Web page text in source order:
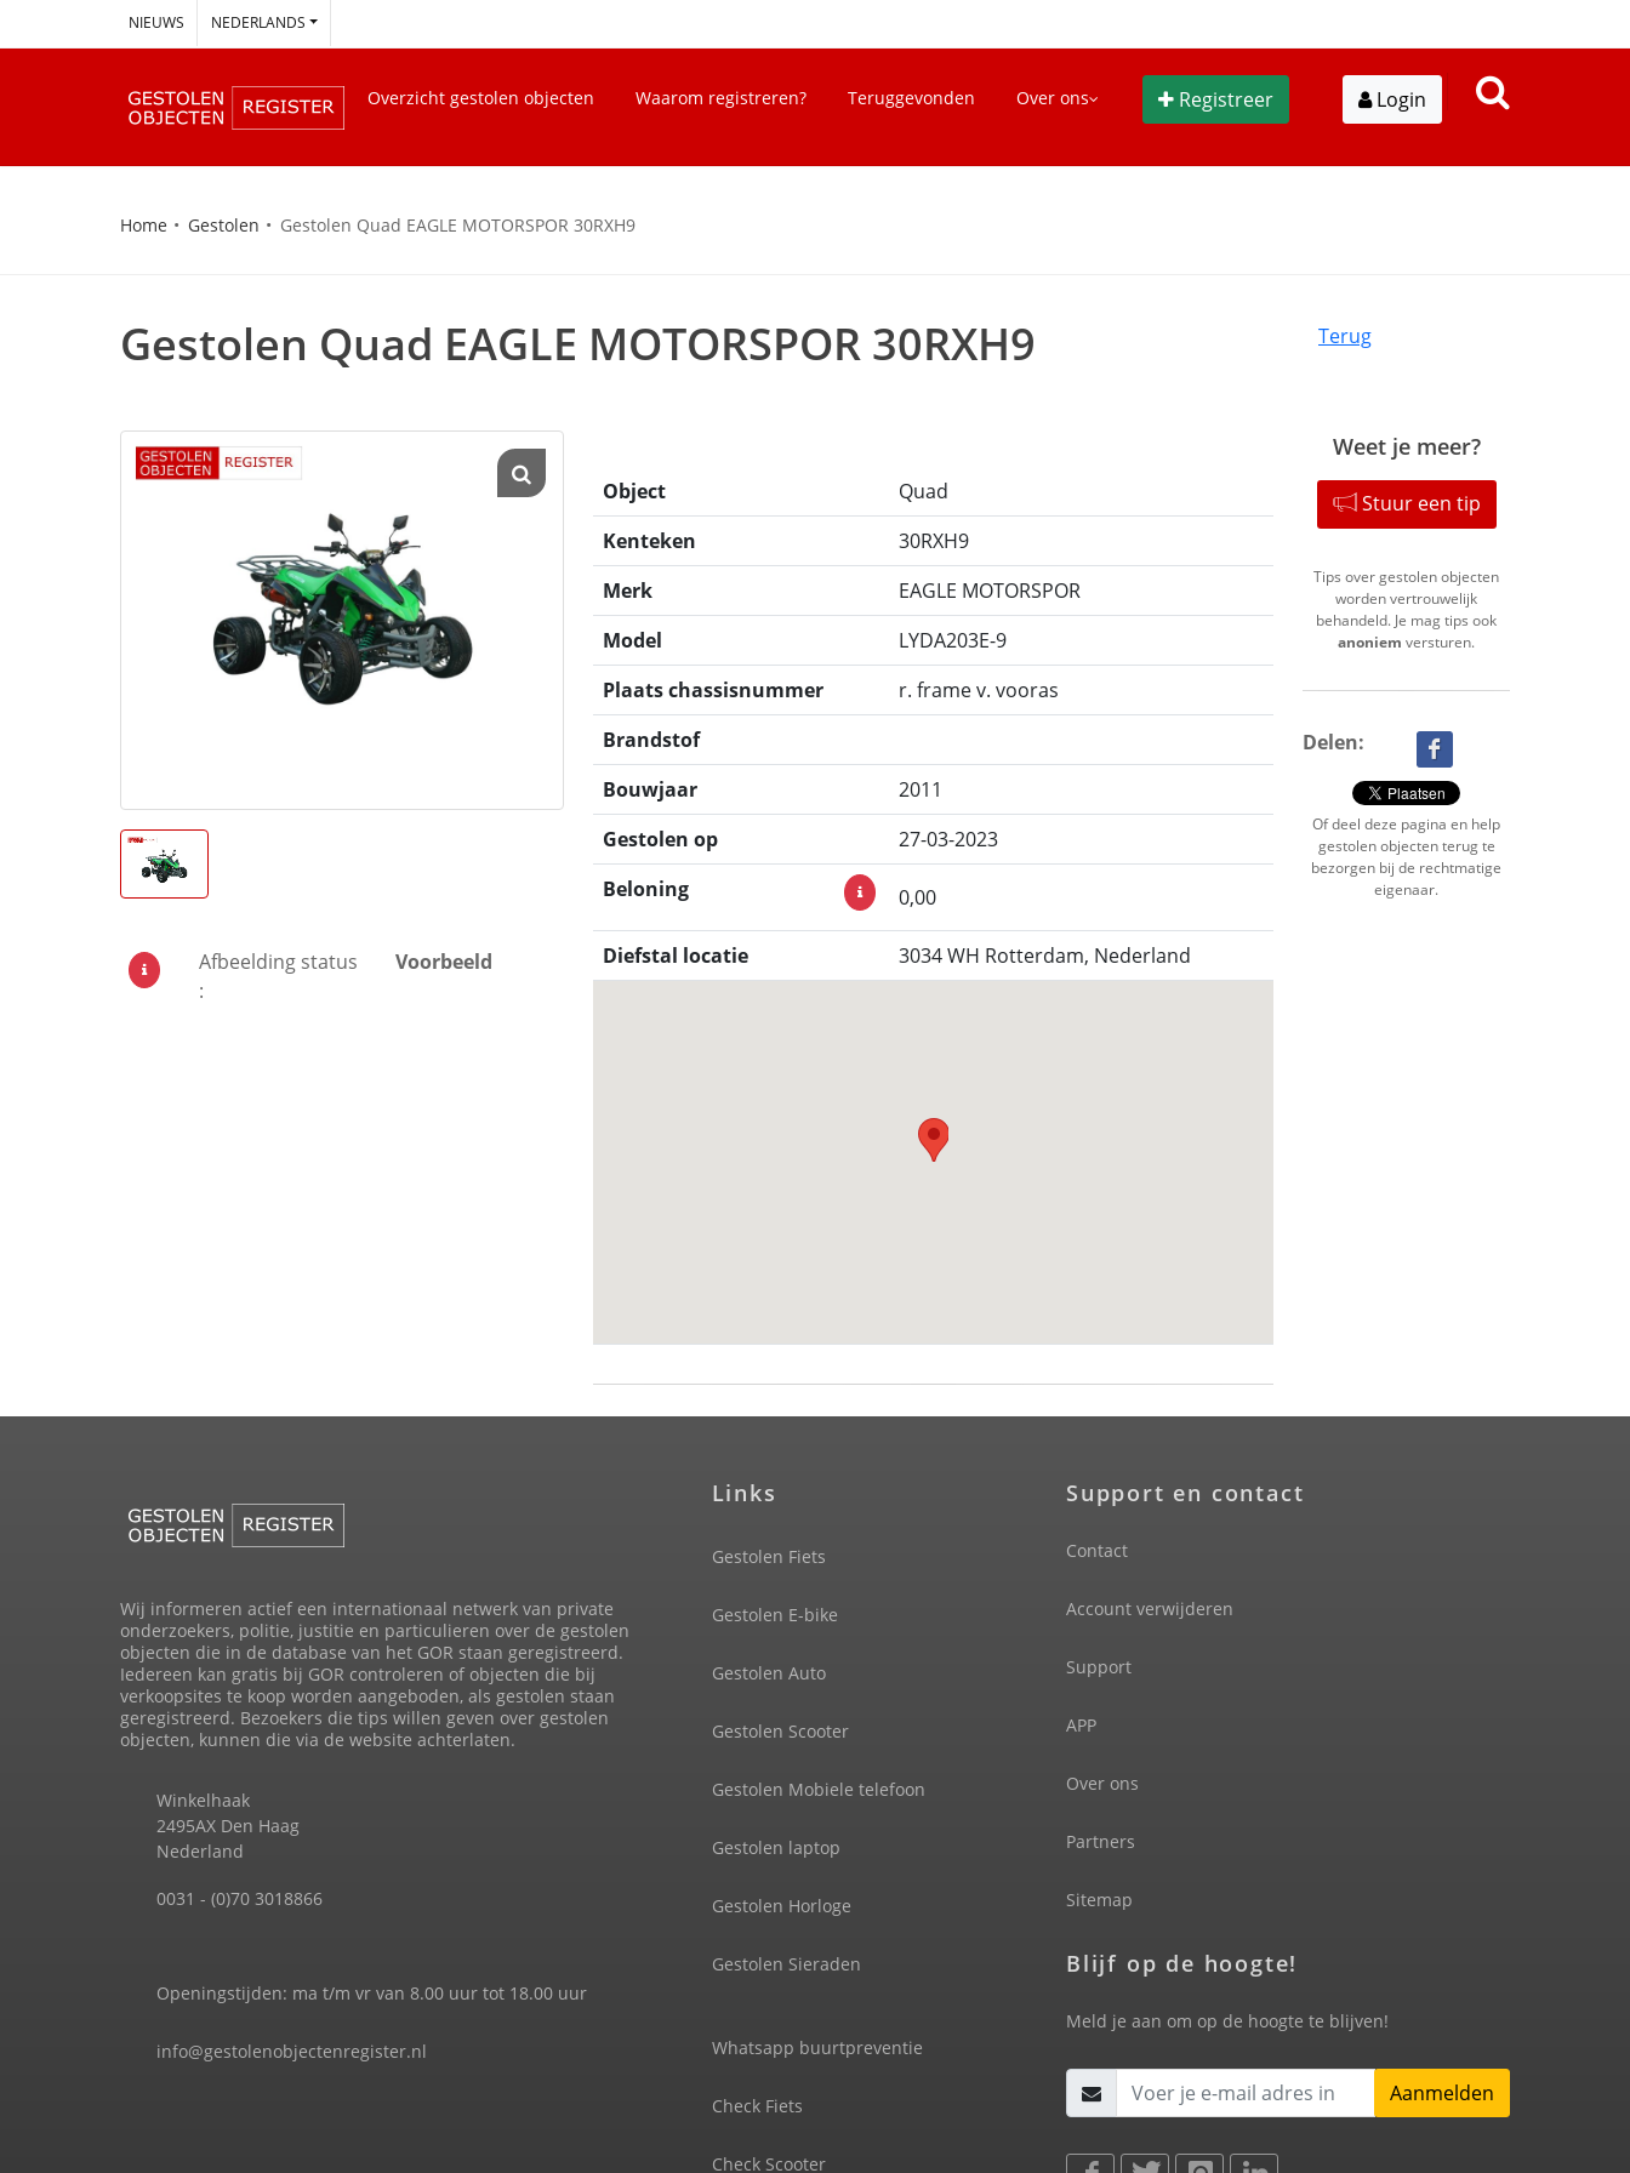
NIEUWS NEDERLANDS
Overzicht gestolen objecten Waarom registreren? Teruggevonden Over ons Registreer Login
Home Gestolen Gestolen Quad EAGLE MOTORSPOR 30RXH9
Gestolen Quad EAGLE MOTORSPOR 30RXH9 Terug
Afbeelding status
:
Voorbeeld
Object
Quad
Kenteken
30RXH9
Merk
EAGLE MOTORSPOR
Model
LYDA203E-9
Plaats chassisnummer
r. frame v. vooras
Brandstof
Bouwjaar
2011
Gestolen op
27-03-2023
Beloning
0,00
Diefstal locatie 3034 WH Rotterdam, Nederland
Weet je meer?
Stuur een tip
Tips over gestolen objecten
worden vertrouwelijk
behandeld. Je mag tips ook
anoniem versturen.
Delen:
Of deel deze pagina en help
gestolen objecten terug te
bezorgen bij de rechtmatige
eigenaar.
Wij informeren actief een internationaal netwerk van private
onderzoekers, politie, justitie en particulieren over de gestolen
objecten die in de database van het GOR staan geregistreerd.
Iedereen kan gratis bij GOR controleren of objecten die bij
verkoopsites te koop worden aangeboden, als gestolen staan
geregistreerd. Bezoekers die tips willen geven over gestolen
objecten, kunnen die via de website achterlaten.
Winkelhaak
2495AX Den Haag
Nederland
0031 - (0)70 3018866
Openingstijden: ma t/m vr van 8.00 uur tot 18.00 uur
info@gestolenobjectenregister.nl
Links
Gestolen Fiets
Gestolen E-bike
Gestolen Auto
Gestolen Scooter
Gestolen Mobiele telefoon
Gestolen laptop
Gestolen Horloge
Gestolen Sieraden
Whatsapp buurtpreventie
Check Fiets
Check Scooter
Support en contact
Contact
Account verwijderen
Support
APP
Over ons
Partners
Sitemap
Blijf op de hoogte!
Meld je aan om op de hoogte te blijven!
Aanmelden